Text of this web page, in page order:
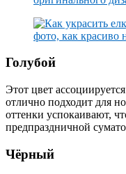
Голубой
Этот цвет
отлично подходит для
оттенки успокаивают,
предпраздничной
Чёрный